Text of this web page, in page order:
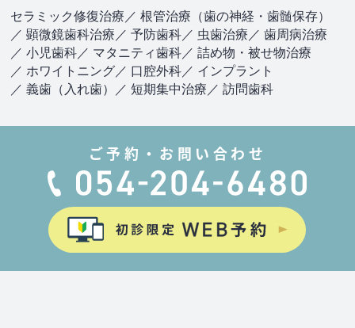
セラミック修復治療／ 根管治療（歯の神経・歯髄保存）
／ 顕微鏡歯科治療／ 予防歯科／ 虫歯治療／ 歯周病治療
／ 小児歯科／ マタニティ歯科／ 詰め物・被せ物治療
／ ホワイトニング／ 口腔外科／ インプラント
／ 義歯（入れ歯） ／ 短期集中治療／ 訪問歯科
ご予約・お問い合わせ